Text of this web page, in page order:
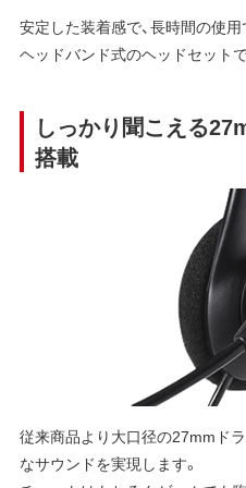
安定した装着感で、長時間の使
ヘッドバンド式のヘッドセットで
しっかり聞こえる
搭載
従来商品より大口径の27mmド
なサウンドを実現します。